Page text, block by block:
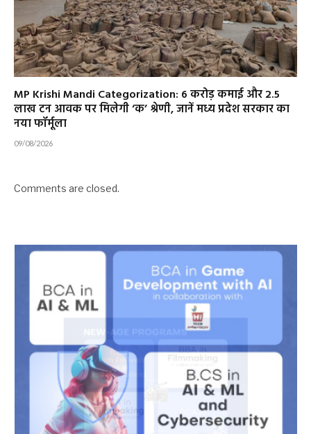
MP Krishi Mandi Categorization: 6 करोड़ कमाई और 2.5
लाख टन आवक पर मिलेगी ‘क’ श्रेणी, जानें मध्य प्रदेश सरकार का
नया फॉर्मूला
09/08/2026
Comments are closed.